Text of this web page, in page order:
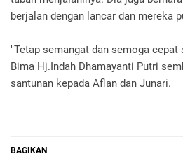
berjalan dengan lancar dan mereka
"Tetap semangat dan semoga cepat
Bima Hj.Indah Dhamayanti Putri
santunan kepada Aflan dan Junari.
BAGIKAN